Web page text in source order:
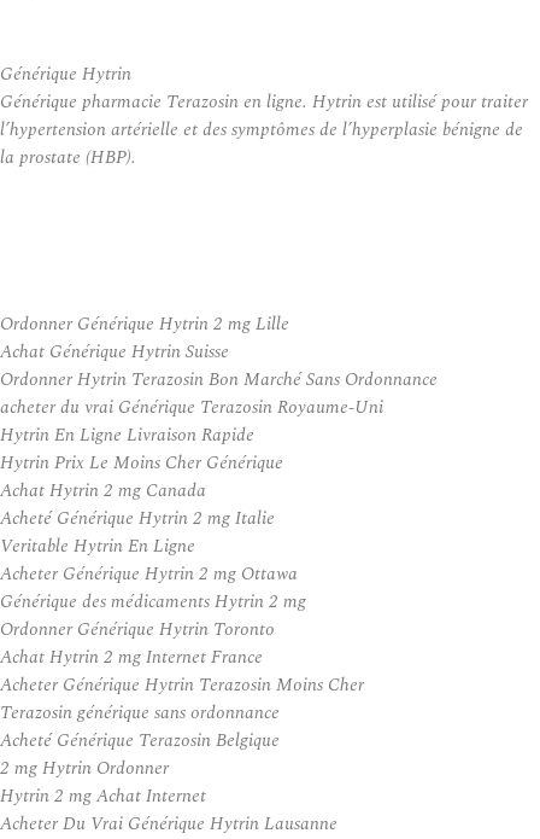
Générique Hytrin
Générique pharmacie Terazosin en ligne. Hytrin est utilisé pour traiter
l’hypertension artérielle et des symptômes de l’hyperplasie bénigne de
la prostate (HBP).
Ordonner Générique Hytrin 2 mg Lille
Achat Générique Hytrin Suisse
Ordonner Hytrin Terazosin Bon Marché Sans Ordonnance
acheter du vrai Générique Terazosin Royaume-Uni
Hytrin En Ligne Livraison Rapide
Hytrin Prix Le Moins Cher Générique
Achat Hytrin 2 mg Canada
Acheté Générique Hytrin 2 mg Italie
Veritable Hytrin En Ligne
Acheter Générique Hytrin 2 mg Ottawa
Générique des médicaments Hytrin 2 mg
Ordonner Générique Hytrin Toronto
Achat Hytrin 2 mg Internet France
Acheter Générique Hytrin Terazosin Moins Cher
Terazosin générique sans ordonnance
Acheté Générique Terazosin Belgique
2 mg Hytrin Ordonner
Hytrin 2 mg Achat Internet
Acheter Du Vrai Générique Hytrin Lausanne